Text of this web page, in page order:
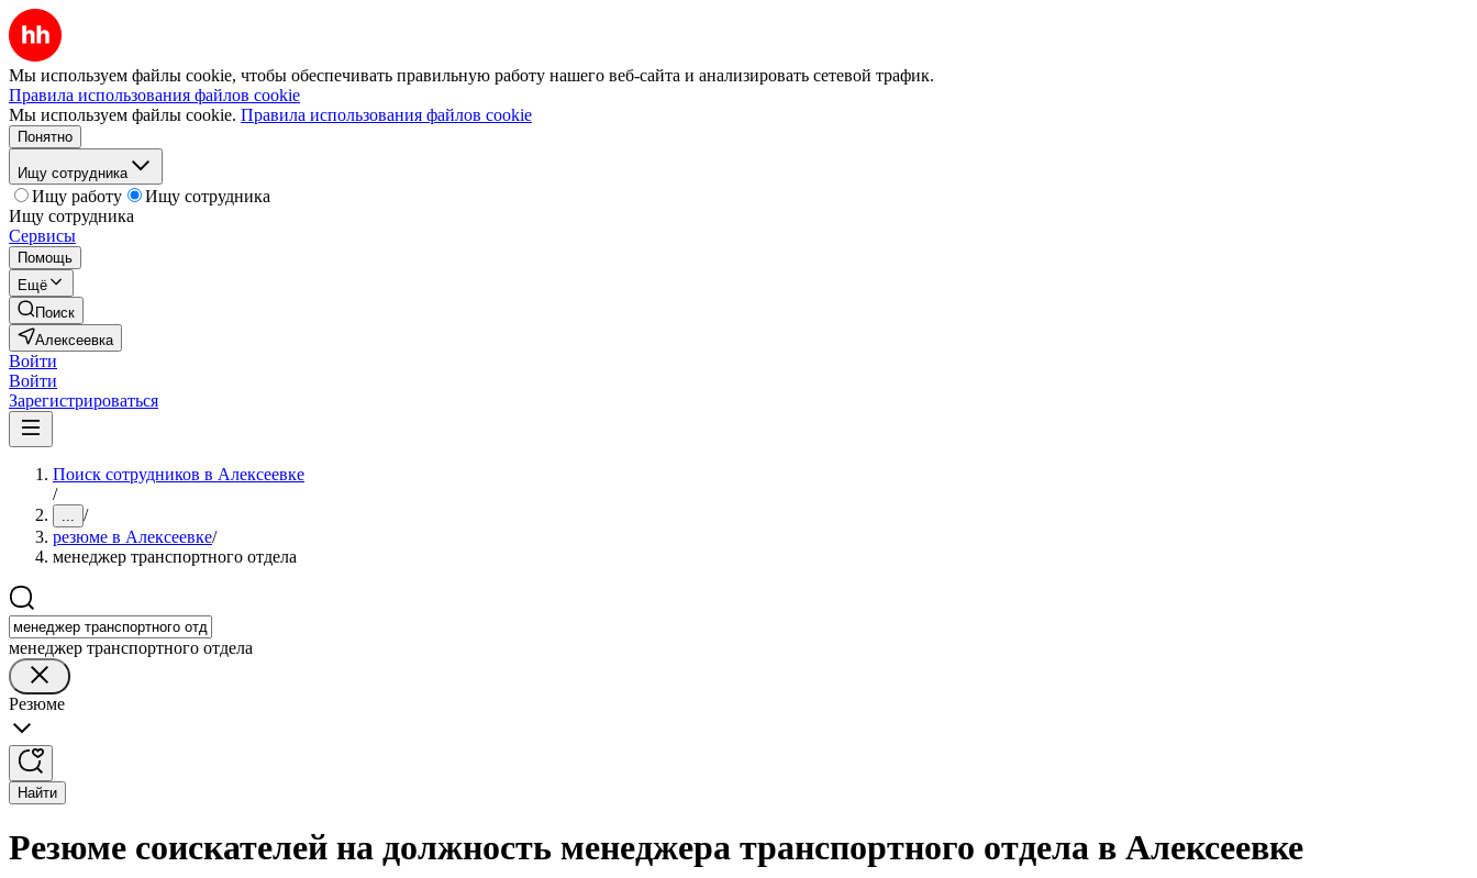
Мы используем файлы cookie, чтобы обеспечивать правильную работу нашего веб-сайта и анализировать сетевой трафик.
Правила использования файлов cookie
Мы используем файлы cookie. Правила использования файлов cookie
Понятно
Ищу сотрудника
Ищу работу
Ищу сотрудника
Ищу сотрудника
Сервисы
Помощь
Ещё
Поиск
Алексеевка
Войти
Войти
Зарегистрироваться
Поиск сотрудников в Алексеевке
/
... /
резюме в Алексеевке/
менеджер транспортного отдела
менеджер транспортного отдела
Резюме
Найти
Резюме соискателей на должность менеджера транспортного отдела в Алексеевке